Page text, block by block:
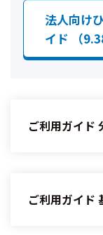
法人向け
イド （
ご利用ガイド
ご利用ガイド